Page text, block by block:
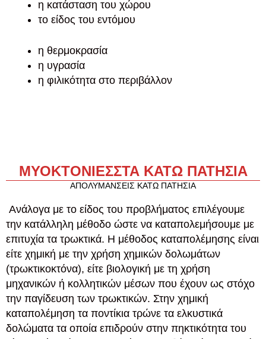
η κατάσταση του χώρου
το είδος του εντόμου
η θερμοκρασία
η υγρασία
η φιλικότητα στο περιβάλλον
ΜΥΟΚΤΟΝΙΕΣΣΤΑ ΚΑΤΩ ΠΑΤΗΣΙΑ
ΑΠΟΛΥΜΑΝΣΕΙΣ ΚΑΤΩ ΠΑΤΗΣΙΑ
Ανάλογα με το είδος του προβλήματος επιλέγουμε
την κατάλληλη μέθοδο ώστε να καταπολεμήσουμε με
επιτυχία τα τρωκτικά. Η μέθοδος καταπολέμησης είναι
είτε χημική με την χρήση χημικών δολωμάτων
(τρωκτικοκτόνα), είτε βιολογική με τη χρήση
μηχανικών ή κολλητικών μέσων που έχουν ως στόχο
την παγίδευση των τρωκτικών. Στην χημική
καταπολέμηση τα ποντίκια τρώνε τα ελκυστικά
δολώματα τα οποία επιδρούν στην πηκτικότητα του